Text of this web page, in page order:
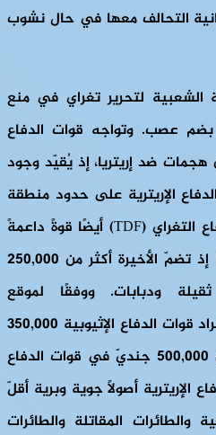
التحالف معها في حال نشوب
الشعبية لتحرير تغراي في منع
بضم عصب. وتواجه قوات الدفاع
هجمات ضد إريتريا، إذ يُقيّد وجود
الإريترية على حدود منطقة
عفار مع إريتريا. تُعدّ قوات دفاع التغراي (TDF) أيضًا قوةً داعمةً
لقوات الدفاع الإريترية (EDF)، إذ تضمّ الأخيرة أكثر من 250,000
ودبابات. ووفقًا لموقع
GlobalFirepower، يبلغ عدد أفراد قوات الدفاع الإثيوبية 350,000
جنديّ عامل، مقارنةً بأكثر من 500,000 جنديّ في قوات الدفاع
الإريترية أصولًا جوية وبرية أقلّ
المقاتلة والطائرات